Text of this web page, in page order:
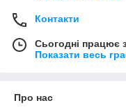
Контакти
Сьогодні працює
Показати весь
Про нас